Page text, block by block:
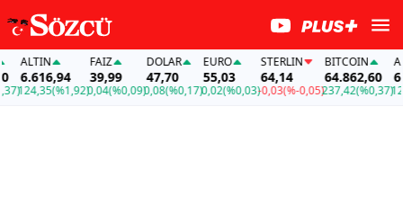
ALTIN
6.616,94
124,35(%1,92)
FAİZ
39,99
0,04(%0,09)
DOLAR
47,70
0,08(%0,17)
EURO
55,03
0,02(%0,03)
STERLIN
64,14
-0,03(%-0,05)
BITCOIN
64.862,60
237,42(%0,37)